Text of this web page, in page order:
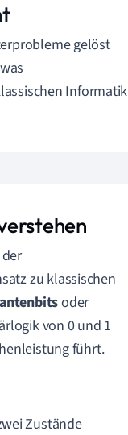
gelöst
Informatik
zu klassischen
oder
von 0 und 1
führt.
Zustände